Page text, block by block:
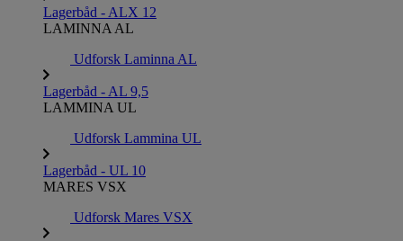
Lagerbåd - ALX 12
LAMINNA AL
Udforsk Laminna AL
Lagerbåd - AL 9,5
LAMMINA UL
Udforsk Lammina UL
Lagerbåd - UL 10
MARES VSX
Udforsk Mares VSX